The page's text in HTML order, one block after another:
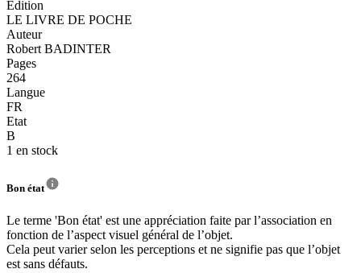
Edition
LE LIVRE DE POCHE
Auteur
Robert BADINTER
Pages
264
Langue
FR
Etat
B
1 en stock
Bon état
Le terme 'Bon état' est une appréciation faite par l’association en
fonction de l’aspect visuel général de l’objet.
Cela peut varier selon les perceptions et ne signifie pas que l’objet
est sans défauts.